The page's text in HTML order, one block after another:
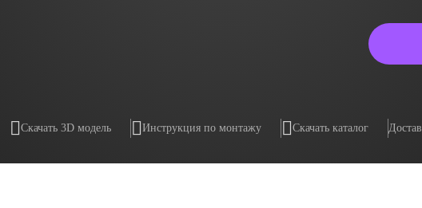
Скачать 3D модель Инструкция по монтажу Скачать каталог